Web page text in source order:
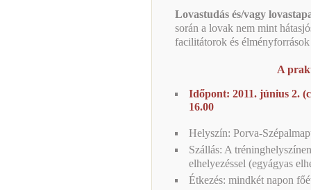
Lovastudás és/vagy
során a lovak nem mint
facilitátorok és
A
Időpont: 2011. június 2.
16.00
Helyszín: Porva-
Szállás: A
elhelyezéssel (egyágyas
Étkezés: mindkét napon